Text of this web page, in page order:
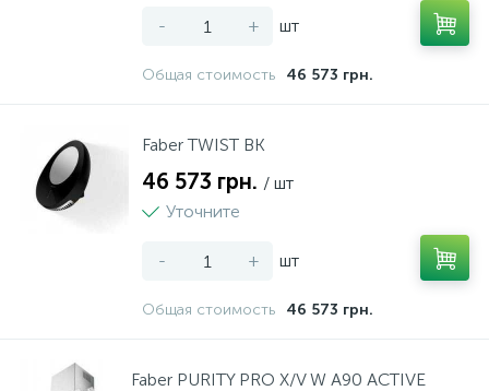
- + шт
Общая стоимость 46 573 грн.
Faber TWIST BK
46 573 грн. / шт
Уточните
- + шт
Общая стоимость 46 573 грн.
Faber PURITY PRO X/V W A90 ACTIVE